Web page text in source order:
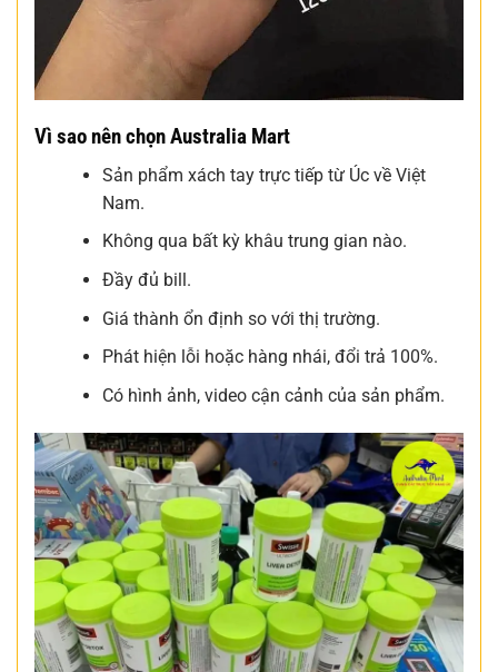
Vì sao nên chọn Australia Mart
Sản phẩm xách tay trực tiếp từ Úc về Việt
Nam.
Không qua bất kỳ khâu trung gian nào.
Đầy đủ bill.
Giá thành ổn định so với thị trường.
Phát hiện lỗi hoặc hàng nhái, đổi trả 100%.
Có hình ảnh, video cận cảnh của sản phẩm.